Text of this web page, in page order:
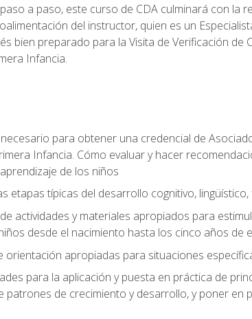
a paso, este curso de CDA culminará con
del instructor, quien es un
bien preparado para la Visita de Verificación
Infancia.
para obtener una credencial de
Infancia. Cómo evaluar y hacer
de los niños
etapas típicas del desarrollo cognitivo,
actividades y materiales apropiados para
desde el nacimiento hasta los cinco años de
orientación apropiadas para situaciones
para la aplicación y puesta en práctica de
patrones de crecimiento y desarrollo, y poner